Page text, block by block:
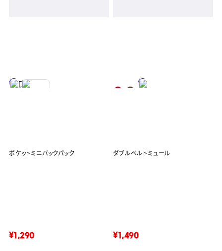
ポケットミニバックパック
¥1,290
ダブルベルトミュール
¥1,490